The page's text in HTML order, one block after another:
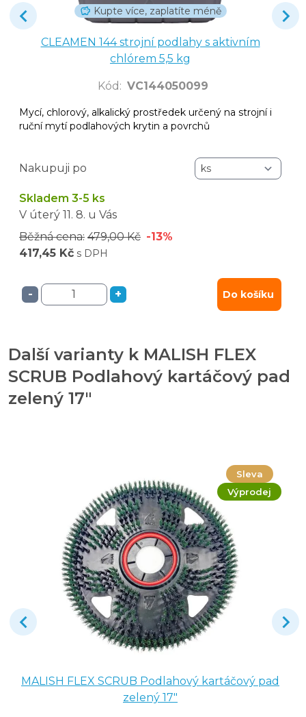
Kupte více, zaplatíte méně
CLEAMEN 144 strojní podlahy s aktivním
chlórem 5,5 kg
Kód : VC144050099
Mycí, chlorový, alkalický prostředek určený na strojní i
ruční mytí podlahových krytin a povrchů
Nakupuji po
Skladem 3-5 ks
V úterý 11. 8. u Vás
Běžná cena: 479,00 Kč -13%
417,45 Kč s DPH
- + Do košíku
Další varianty k MALISH FLEX
SCRUB Podlahový kartáčový pad
zelený 17"
Sleva
Výprodej
MALISH FLEX SCRUB Podlahový kartáčový pad
zelený 17"